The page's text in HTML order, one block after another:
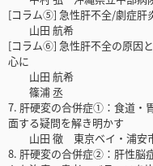
[コラム⑤] 急性肝不全/劇症肝
山田 航希
[コラム⑥] 急性肝不全の原因
心に
山田 航希
篠浦 丞
7. 肝硬変の合併症①：食道・
面する疑問を解き明かす
山田 徹 東京ベイ・浦安市
8. 肝硬変の合併症②：肝性脳